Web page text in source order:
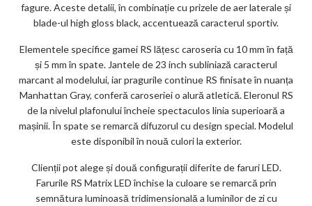
fagure. Aceste detalii, în combinație cu prizele de aer laterale și
blade-ul high gloss black, accentuează caracterul sportiv.
Elementele specifice gamei RS lățesc caroseria cu 10 mm în față
și 5 mm în spate. Jantele de 23 inch subliniază caracterul
marcant al modelului, iar pragurile continue RS finisate în nuanța
Manhattan Gray, conferă caroseriei o alură atletică. Eleronul RS
de la nivelul plafonului încheie spectaculos linia superioară a
mașinii. În spate se remarcă difuzorul cu design special. Modelul
este disponibil în nouă culori la exterior.
Clienții pot alege și două configurații diferite de faruri LED.
Farurile RS Matrix LED închise la culoare se remarcă prin
semnătura luminoasă tridimensională a luminilor de zi cu